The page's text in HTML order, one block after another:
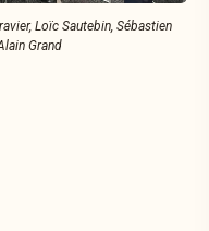
Loïc Sautebin, Sébastien
Grand